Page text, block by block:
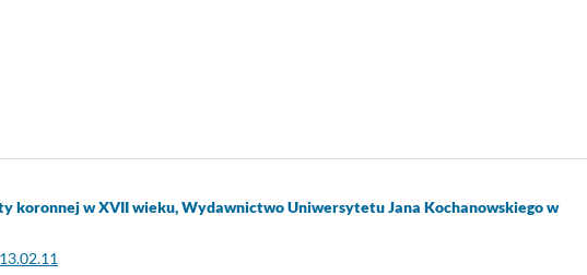
koronnej w XVII wieku, Wydawnictwo Uniwersytetu Jana Kochanowskiego w